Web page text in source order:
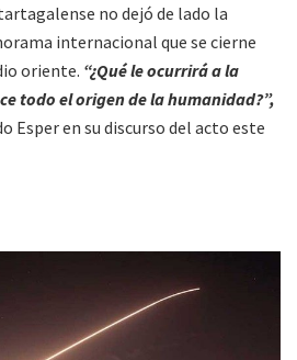
no dejó de lado la
internacional que se cierne
oriente. “¿Qué le ocurrirá a la
todo el origen de la humanidad?”,
Esper en su discurso del acto este